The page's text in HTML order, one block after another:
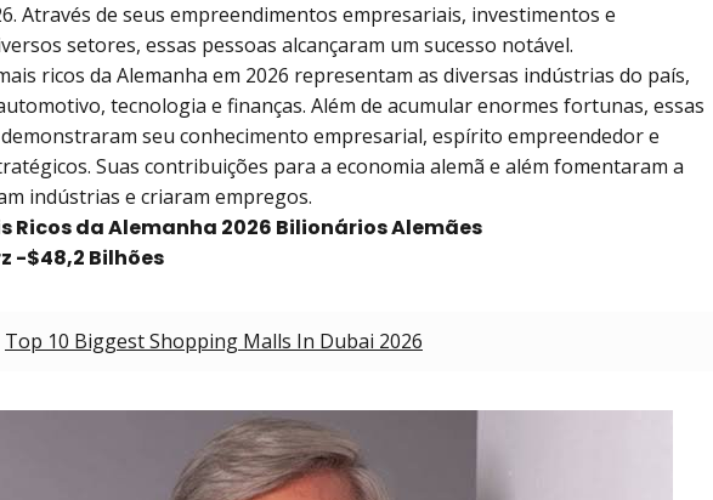
Através de seus empreendimentos empresariais, investimentos e
setores, essas pessoas alcançaram um sucesso notável.
ricos da Alemanha em 2026 representam as diversas indústrias do país,
tecnologia e finanças. Além de acumular enormes fortunas, essas
seu conhecimento empresarial, espírito empreendedor e
Suas contribuições para a economia alemã e além fomentaram a
indústrias e criaram empregos.
Ricos da Alemanha 2026 Bilionários Alemães
-$48,2 Bilhões
Top 10 Biggest Shopping Malls In Dubai 2026